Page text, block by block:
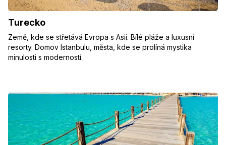
Turecko
Země, kde se střetává Evropa s Asií. Bílé pláže a luxusní
resorty. Domov Istanbulu, města, kde se prolíná mystika
minulosti s moderností.